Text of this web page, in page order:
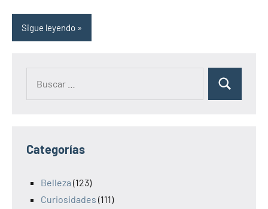
Sigue leyendo
Categorías
Belleza (123)
Curiosidades (111)